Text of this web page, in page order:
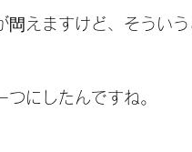
閊えますけど、そうい
にしたんですね。